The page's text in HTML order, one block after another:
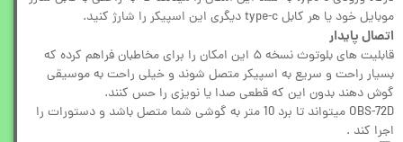
موبایل خود یا هر کابل type-c دیگری این اسپیکر را شارژ کنید.
اتصال پایدار
قابلیت های بلوتوث نسخه ۵ این امکان را برای مخاطبان فراهم کرده که
بسیار راحت و سریع به اسپیکر متصل شوند و خیلی راحت به موسیقی
گوش دهند بدون این که قطعی صدا یا نویزی را حس کنند.
OBS-72D میتواند تا برد 10 متر به گوشی شما متصل باشد و دستورات را
اجرا کند .